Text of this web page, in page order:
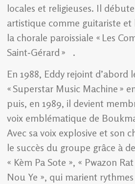
locales et religieuses. Il
artistique comme guitariste et
la chorale paroissiale « Les
Saint‑Gérard » .
En 1988, Eddy rejoint d’abord
« Superstar Music Machine »
puis, en 1989, il devient
voix emblématique de
Avec sa voix explosive et son
le succès du groupe grâce à
« Kèm Pa Sote », « Pwazon
Nou Ye », qui marient